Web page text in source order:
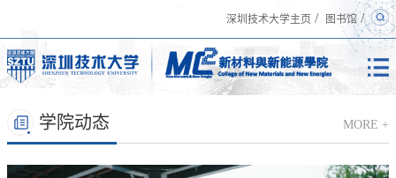
深圳技术大学主页 / 图书馆 /
学院动态 MORE +